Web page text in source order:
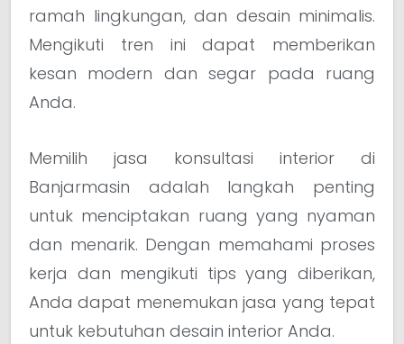
ramah lingkungan, dan desain minimalis.
Mengikuti tren ini dapat memberikan
kesan modern dan segar pada ruang
Anda.
Memilih jasa konsultasi interior di
Banjarmasin adalah langkah penting
untuk menciptakan ruang yang nyaman
dan menarik. Dengan memahami proses
kerja dan mengikuti tips yang diberikan,
Anda dapat menemukan jasa yang tepat
untuk kebutuhan desain interior Anda.